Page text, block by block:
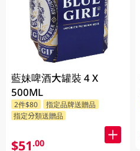
藍妹啤酒大罐裝 4 X
500ML
2件$80
指定品牌送贈品
指定分類送贈品
$51.00